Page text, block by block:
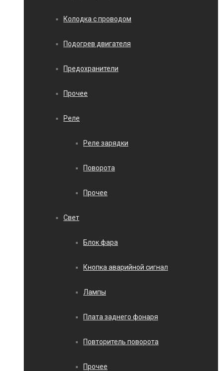
Колодка с проводом
Подогрев двигателя
Предохранители
Прочее
Реле
Реле зарядки
Поворота
Прочее
Свет
Блок фара
Кнопка аварийной сигнал
Лампы
Плата заднего фонаря
Повторитель поворота
Прочее